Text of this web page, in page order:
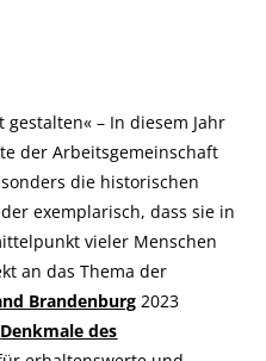
– In diesem Jahr
der Arbeitsgemeinschaft
die historischen
exemplarisch, dass sie in
vieler Menschen
an das Thema der
Brandenburg 2023
Denkmale des